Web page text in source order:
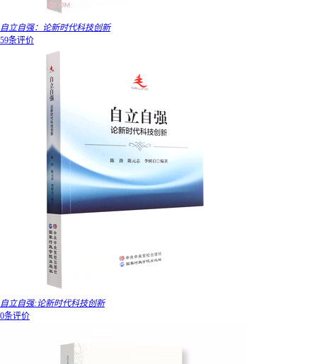
自立自强：论新时代科技创新
59条评价
自立自强:论新时代科技创新
0条评价